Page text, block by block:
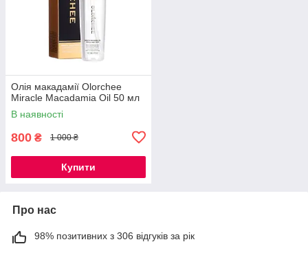
Олія макадамії Olorchee
Miracle Macadamia Oil 50 мл
В наявності
800 ₴ 1 000 ₴
Купити
Про нас
98% позитивних з 306 відгуків за рік